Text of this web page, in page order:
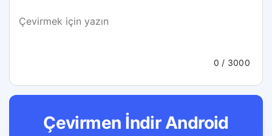
0 / 3000
Çevirmen İndirAndroid